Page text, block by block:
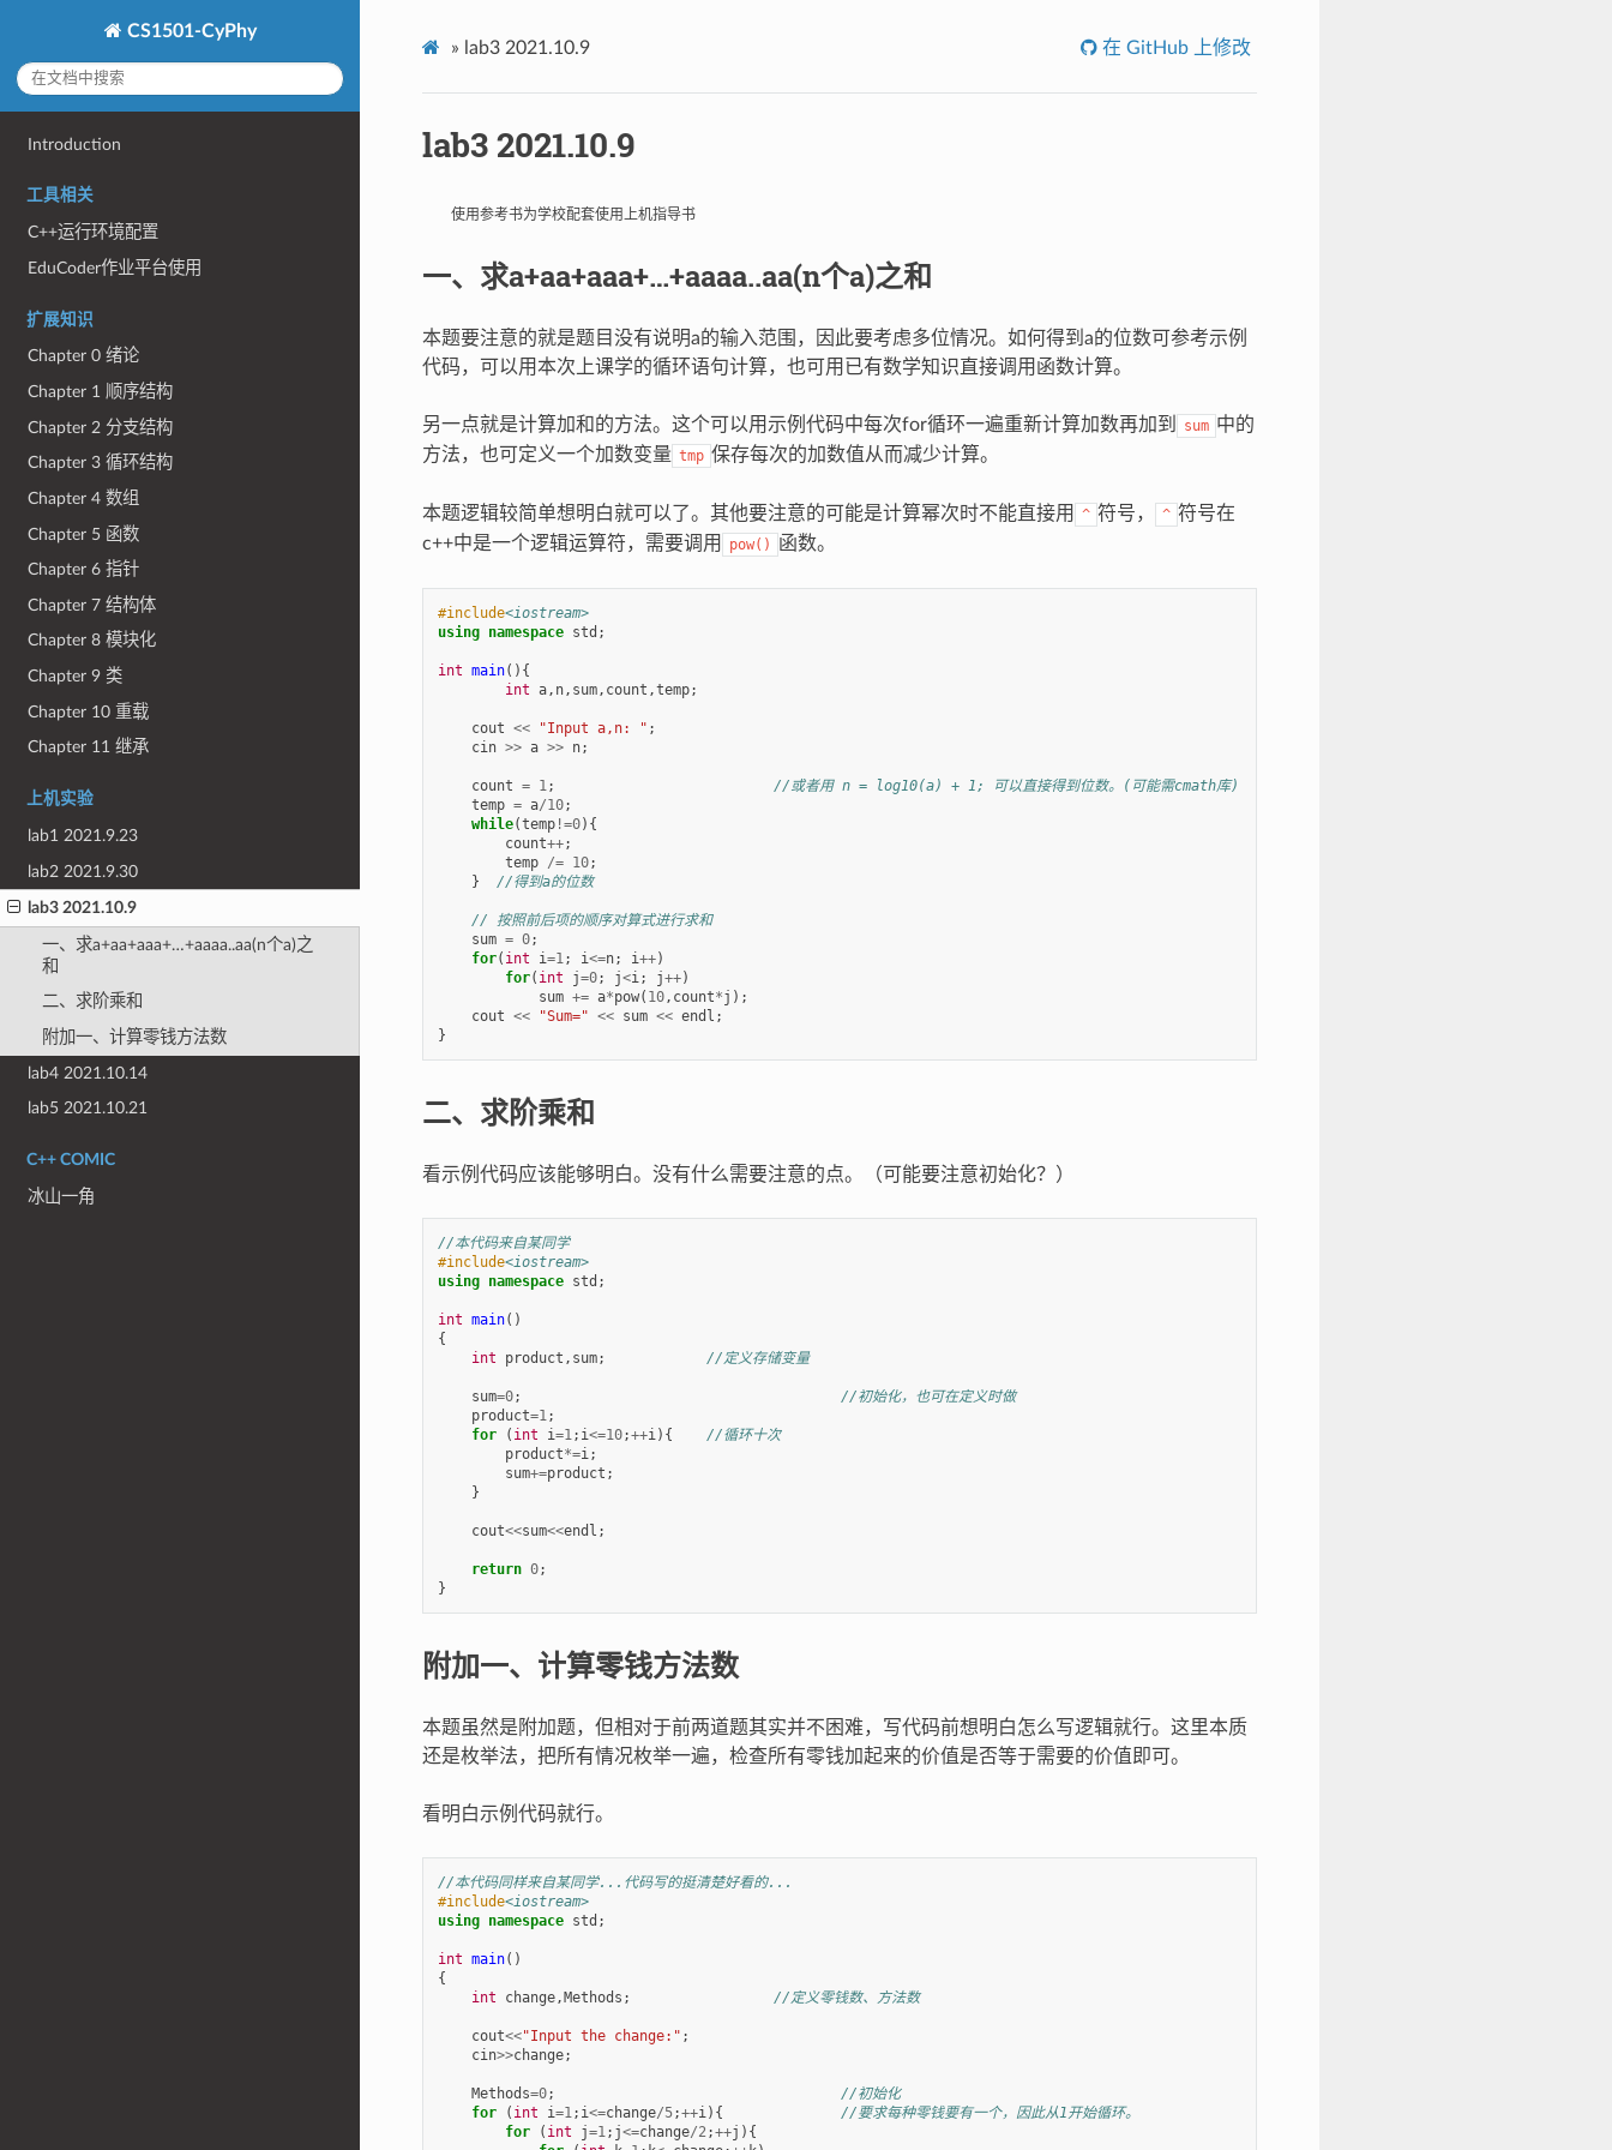
CS1501-CyPhy
Introduction
工具相关
C++运行环境配置
EduCoder作业平台使用
扩展知识
Chapter 0 绪论
Chapter 1 顺序结构
Chapter 2 分支结构
Chapter 3 循环结构
Chapter 4 数组
Chapter 5 函数
Chapter 6 指针
Chapter 7 结构体
Chapter 8 模块化
Chapter 9 类
Chapter 10 重载
Chapter 11 继承
上机实验
lab1 2021.9.23
lab2 2021.9.30
lab3 2021.10.9
一、求a+aa+aaa+…+aaaa..aa(n个a)之
和
二、求阶乘和
附加一、计算零钱方法数
lab4 2021.10.14
lab5 2021.10.21
C++ COMIC
冰山一角
» lab3 2021.10.9 在 GitHub 上修改
lab3 2021.10.9
使用参考书为学校配套使用上机指导书
一、求a+aa+aaa+…+aaaa..aa(n个a)之和
本题要注意的就是题目没有说明a的输入范围，因此要考虑多位情况。如何得到a的位数可参考示例
代码，可以用本次上课学的循环语句计算，也可用已有数学知识直接调用函数计算。
另一点就是计算加和的方法。这个可以用示例代码中每次for循环一遍重新计算加数再加到 sum 中的
方法，也可定义一个加数变量 tmp 保存每次的加数值从而减少计算。
本题逻辑较简单想明白就可以了。其他要注意的可能是计算幂次时不能直接用 ^ 符号， ^ 符号在
c++中是一个逻辑运算符，需要调用
pow() 函数。
#include<iostream>
using namespace std ;
int main(){
int a, n, sum, count ,temp;
cout << "Input a,n: " ;
cin >> a >> n;
count = 1;
//或者用 n = log10(a) + 1; 可以直接得到位数。(可能需cmath库)
temp = a/10;
while(temp!=0){
count++;
temp /= 10;
}
//得到a的位数
// 按照前后项的顺序对算式进行求和
sum = 0;
for( int i=1; i<=n; i++)
for( int j=0; j<i; j++)
sum += a*pow( 10, count*j );
cout << "Sum=" << sum << endl ;
}
二、求阶乘和
看示例代码应该能够明白。没有什么需要注意的点。（可能要注意初始化？）
//本代码来自某同学
#include<iostream>
using namespace std ;
int main()
{
int
product , sum; //定义存储变量
sum=0;
//初始化，也可在定义时做
product=1;
for
( int i=1; i<=10;++i){
//循环十次
product*=i;
sum+=product ;
}
cout<<sum<<endl ;
return 0;
}
附加一、计算零钱方法数
本题虽然是附加题，但相对于前两道题其实并不困难，写代码前想明白怎么写逻辑就行。这里本质
还是枚举法，把所有情况枚举一遍，检查所有零钱加起来的价值是否等于需要的价值即可。
看明白示例代码就行。
//本代码同样来自某同学...代码写的挺清楚好看的...
#include<iostream>
using namespace std ;
int main()
{
int
change,Methods ; //定义零钱数、方法数
cout<<"Input the change:" ;
cin>>change;
Methods=0;
//初始化
for
( int i=1; i<=change/5;++i){
//要求每种零钱要有一个，因此从1开始循环。
for
( int j=1; j<=change/2;++j ){